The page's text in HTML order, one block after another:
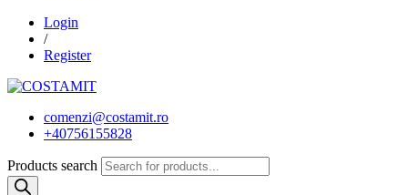
Login
/
Register
comenzi@costamit.ro
+40756155828
Products search